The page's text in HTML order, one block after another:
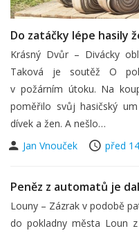
Do zatáčky lépe hasily
Krásný Dvůr – Divácky
Taková je soutěž O
v požárním útoku. Na
poměřilo svůj hasičský
dívek a žen. A nešlo…
Jan Vnouček
před
Peněz z automatů je
Louny – Zázrak v podobě
do pokladny města Loun